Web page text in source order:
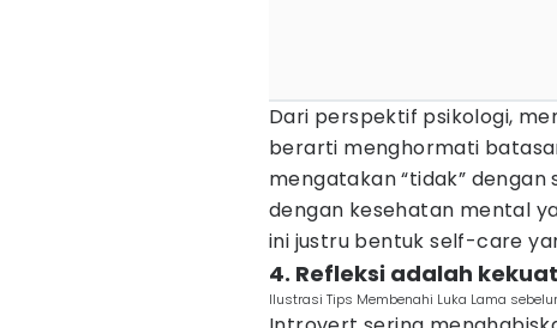
Dari perspektif psikologi,
berarti menghormati
mengatakan “tidak”
dengan kesehatan mental
ini justru bentuk self-care
4. Refleksi adalah
Ilustrasi Tips Membenahi Luka Lama